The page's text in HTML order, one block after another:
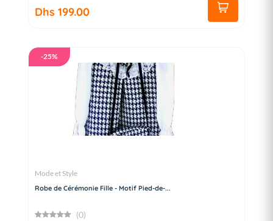
Dhs 199.00
-25%
Mode et Style
Robe de Cérémonie Fille - Motif Pied-de-...
(0)